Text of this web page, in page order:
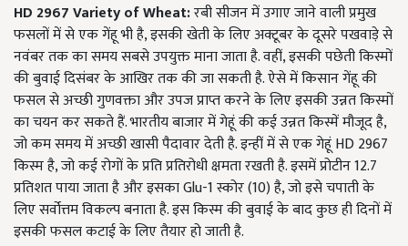
HD 2967 Variety of Wheat:रबी सीजन में उगाए जाने वाली प्रमुख
फसलों में से एक गेंहू भी है, इसकी खेती के लिए अक्टूबर के दूसरे पखवाड़े से
नवंबर तक का समय सबसे उपयुक्त माना जाता है. वहीं, इसकी पछेती किस्मों
की बुवाई दिसंबर के आखिर तक की जा सकती है. ऐसे में किसान गेंहू की
फसल से अच्छी गुणवक्ता और उपज प्राप्त करने के लिए इसकी उन्नत किस्मों
का चयन कर सकते हैं. भारतीय बाजार में गेहूं की कई उन्नत किस्में मौजूद है,
जो कम समय में अच्छी खासी पैदावार देती है. इन्हीं में से एक गेहूं HD 2967
किस्म है, जो कई रोगों के प्रति प्रतिरोधी क्षमता रखती है. इसमें प्रोटीन 12.7
प्रतिशत पाया जाता है और इसका Glu-1 स्कोर (10) है, जो इसे चपाती के
लिए सर्वोत्तम विकल्प बनाता है. इस किस्म की बुवाई के बाद कुछ ही दिनों में
इसकी फसल कटाई के लिए तैयार हो जाती है.